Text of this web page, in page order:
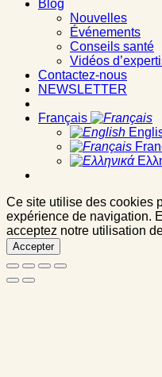
Blog
Nouvelles
Événements
Conseils santé
Vidéos
Contactez-nous
NEWSLETTER
Français
Ce site utilise des cookies
expérience de navigation.
acceptez notre utilisation
Accepter